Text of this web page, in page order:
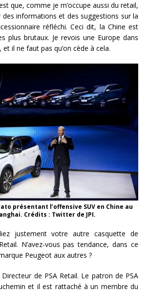
que, comme je m’occupe aussi du retail,
des informations et des suggestions sur la
réfléchi. Ceci dit, la Chine est
plus brutaux. Je revois une Europe dans
il ne faut pas qu’on cède à cela.
présentant l’offensive SUV en Chine au
Crédits : Twitter de JPI.
justement votre autre casquette de
N’avez-vous pas tendance, dans ce
Peugeot aux autres ?
Directeur de PSA Retail. Le patron de PSA
et il est rattaché à un membre du